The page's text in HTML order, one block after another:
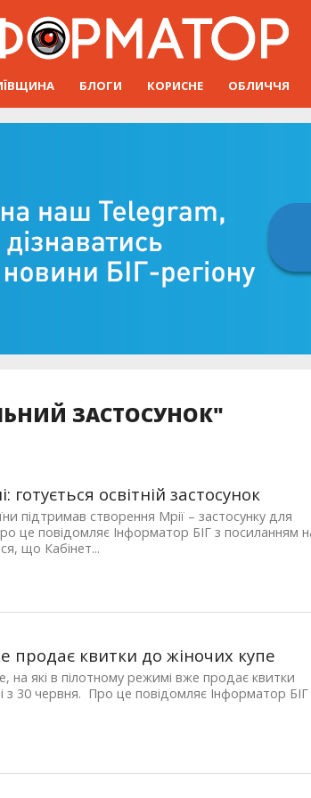
БЛОГИ КОРИСНЕ ОБЛИЧЧЯ
ЗАСТОСУНОК"
готується освітній застосунок
підтримав створення Мрії – застосунку для
це повідомляє Інформатор БІГ з посиланням
що Кабінет...
продає квитки до жіночих купе
на які в пілотному режимі вже продає квитки
з 30 червня. Про це повідомляє Інформатор